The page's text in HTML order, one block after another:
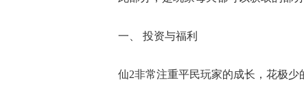
一、 投资与福利
仙2非常注重平民玩家的成长，花极少